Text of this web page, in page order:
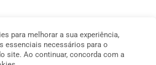
para melhorar a sua experiência,
essenciais necessários para o
site. Ao continuar, concorda com a